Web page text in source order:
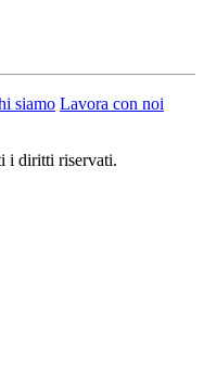
siamo Lavora con noi
i diritti riservati.